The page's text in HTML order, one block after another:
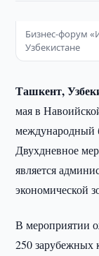
Бизнес-форум
Узбекистане
Ташкент,
мая в
международный
Двухдневное
является
экономической
В мероприятии
250 зарубежных